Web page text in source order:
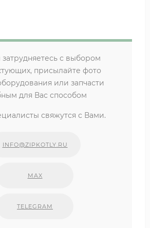
с выбором
присылайте фото
или запчасти
для Вас способом
свяжутся с Вами.
INFO@ZIPKOTLY.RU
MAX
TELEGRAM